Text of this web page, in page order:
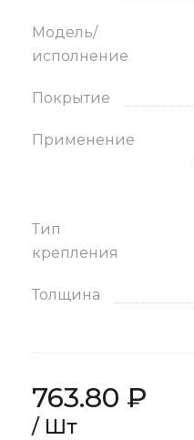
Модель/
исполнение
Покрытие
Применение
Тип
крепления
Толщина
763.80 ₽
/ Шт